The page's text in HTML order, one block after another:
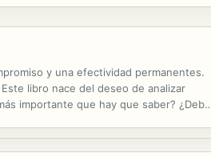
y una efectividad permanentes.
libro nace del deseo de analizar
importante que hay que saber? ¿Debe